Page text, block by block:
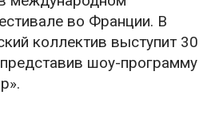
во Франции. В
коллектив выступит 30
шоу-программу